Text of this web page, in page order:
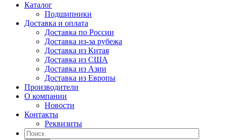
Каталог
Подшипники
Доставка и оплата
Доставка по России
Доставка из-за рубежа
Доставка из Китая
Доставка из США
Доставка из Азии
Доставка из Европы
Производители
О компании
Новости
Контакты
Реквизиты